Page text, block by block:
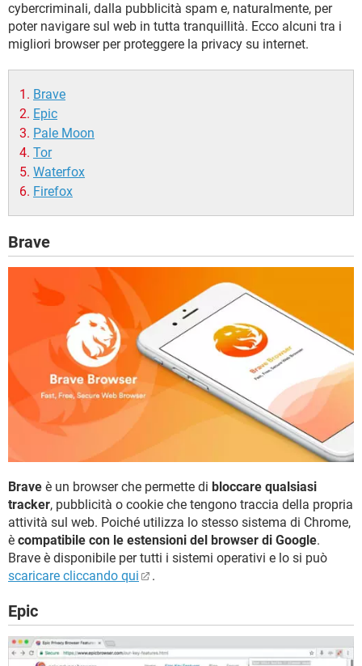
cybercriminali, dalla pubblicità spam e, naturalmente, per
poter navigare sul web in tutta tranquillità. Ecco alcuni tra i
migliori browser per proteggere la privacy su internet.
Brave
Epic
Pale Moon
Tor
Waterfox
Firefox
Brave
Brave è un browser che permette di bloccare qualsiasi
tracker, pubblicità o cookie che tengono traccia della propria
attività sul web. Poiché utilizza lo stesso sistema di Chrome,
è compatibile con le estensioni del browser di Google.
Brave è disponibile per tutti i sistemi operativi e lo si può
scaricare cliccando qui
.
Epic